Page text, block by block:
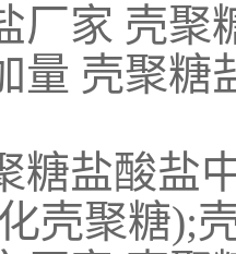
厂家 壳聚
量 壳聚糖
糖盐酸盐
壳聚糖);